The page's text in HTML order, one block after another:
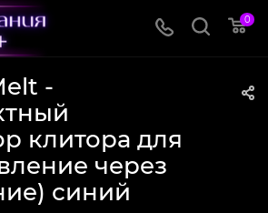
0
-
клитора для
через
синий